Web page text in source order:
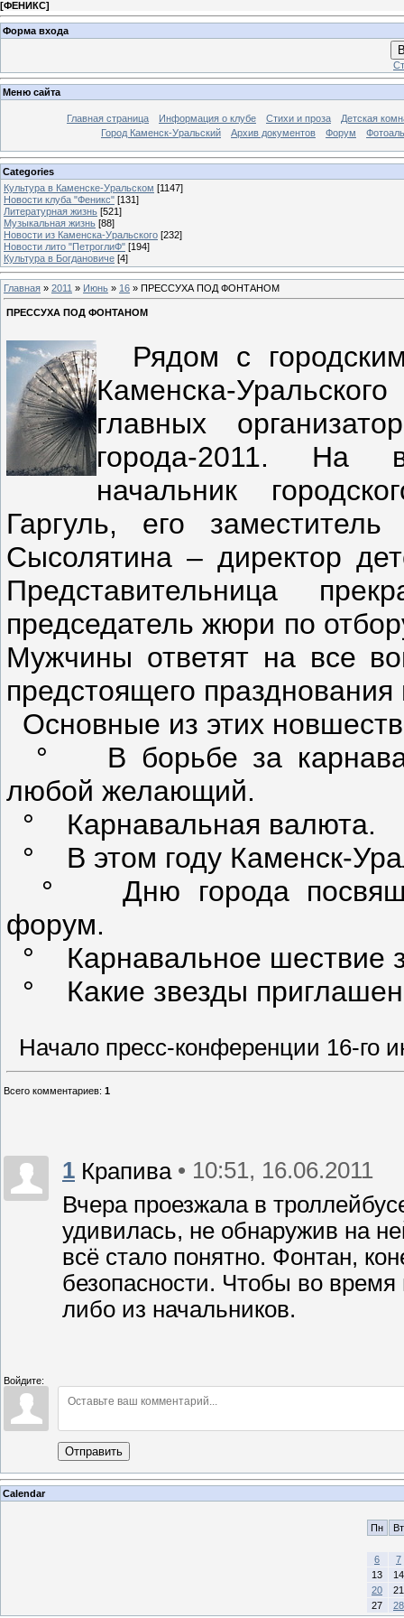
[ФЕНИКС]
Форма входа
Меню сайта
Главная страница Информация о клубе Стихи и проза
Детская
Город Каменск-Уральский
Архив документов Форум
Categories
Культура в Каменске-Уральском [1147]
Новости клуба "Феникс" [131]
Литературная жизнь [521]
Музыкальная жизнь [88]
Новости из Каменска-Уральского [232]
Новости лито "ПетроглиФ" [194]
Культура в Богдановиче [4]
Главная » 2011 » Июнь » 16 » ПРЕССУХА ПОД ФОНТАНОМ
ПРЕССУХА ПОД ФОНТАНОМ
Рядом с
Каменска-
главных
города-2011. На
начальник
Гаргуль, его
Сысолятина – директор
Представительница
председатель жюри по
Мужчины ответят на все
предстоящего
Основные из этих
° В борьбе за
любой желающий.
° Карнавальная валюта.
° В этом году Каменск-
° Дню города посвящен
форум.
° Карнавальное шествие
° Какие звезды
Начало пресс-конференции 16-го
Всего комментариев: 1
1 Крапива • 10:51, 16.06.2011
Вчера проезжала в
удивилась, не обнаружив на
всё стало понятно. Фонтан,
безопасности. Чтобы во
либо из начальников.
Войдите:
Отправить
Calendar
Пн Вт
6
7
13
14
20
21
27
28